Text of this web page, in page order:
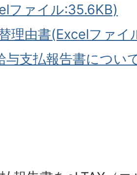
ファイル:35.6KB)
理由書(Excelファイ
与支払報告書につい